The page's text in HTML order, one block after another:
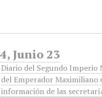
Junio 23
Diario del Segundo Imperio
del Emperador Maximiliano
información de las